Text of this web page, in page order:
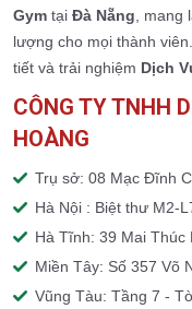
Gym tại Đà Nẵng ,
lượng cho mọi thành
tiết và trải nghiệm Dịch
CÔNG TY TNHH
HOÀNG
Trụ sở: 08 Mạc Đĩnh
Hà Nội : Biệt thư M2-
Hà Tĩnh: 39 Mai
Miền Tây: Số 357 Võ
Vũng Tàu: Tầng 7 -